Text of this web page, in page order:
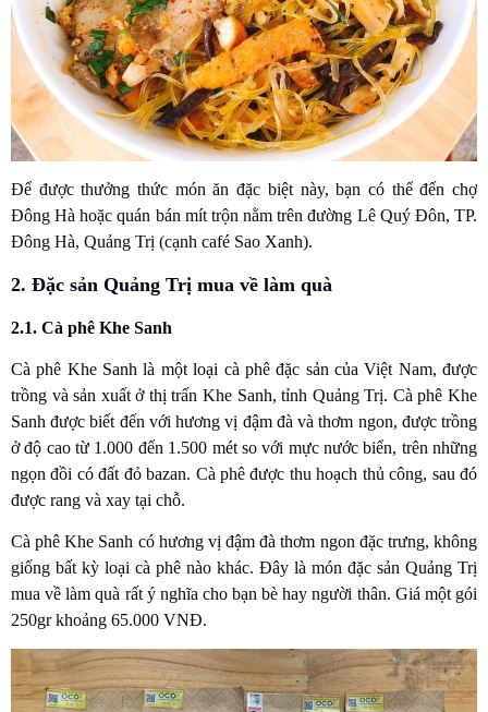
Để được thưởng thức món ăn đặc biệt này, bạn có thể đến chợ
Đông Hà hoặc quán bán mít trộn nằm trên đường Lê Quý Đôn, TP.
Đông Hà, Quảng Trị (cạnh café Sao Xanh).
2. Đặc sản Quảng Trị mua về làm quà
2.1. Cà phê Khe Sanh
Cà phê Khe Sanh là một loại cà phê đặc sản của Việt Nam, được
trồng và sản xuất ở thị trấn Khe Sanh, tỉnh Quảng Trị. Cà phê Khe
Sanh được biết đến với hương vị đậm đà và thơm ngon, được trồng
ở độ cao từ 1.000 đến 1.500 mét so với mực nước biển, trên những
ngọn đồi có đất đỏ bazan. Cà phê được thu hoạch thủ công, sau đó
được rang và xay tại chỗ.
Cà phê Khe Sanh có hương vị đậm đà thơm ngon đặc trưng, không
giống bất kỳ loại cà phê nào khác. Đây là món đặc sản Quảng Trị
mua về làm quà rất ý nghĩa cho bạn bè hay người thân. Giá một gói
250gr khoảng 65.000 VNĐ.